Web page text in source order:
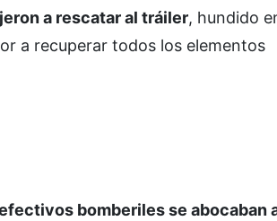
a rescatar al tráiler, hundido
a recuperar todos los elementos
bomberiles se abocaban